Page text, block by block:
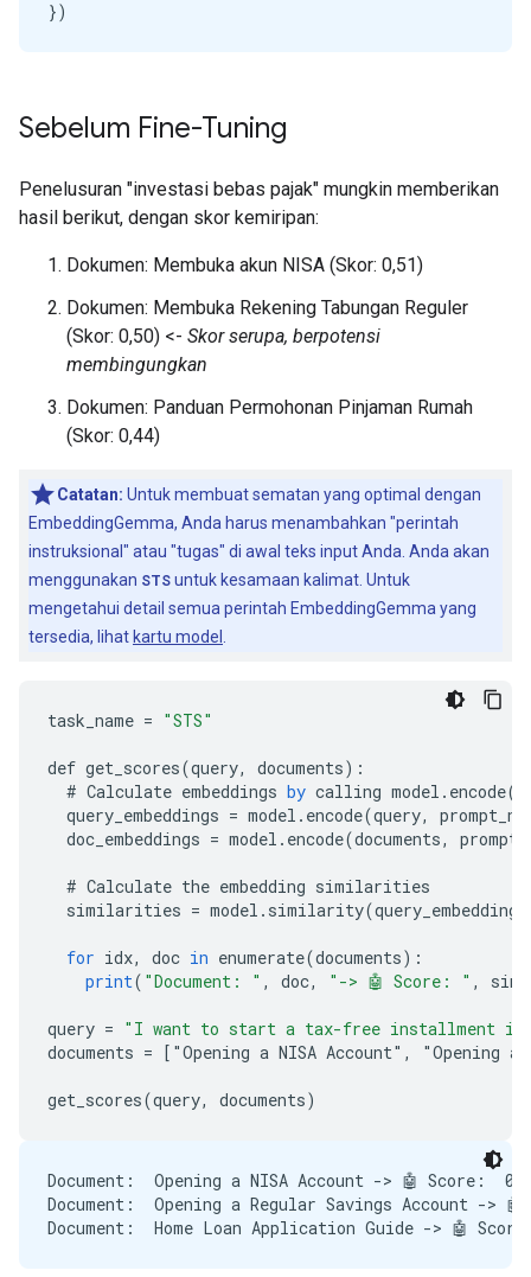
Sebelum Fine-Tuning
Penelusuran "investasi bebas pajak" mungkin memberikan
hasil berikut, dengan skor kemiripan:
Dokumen: Membuka akun NISA (Skor: 0,51)
Dokumen: Membuka Rekening Tabungan Reguler
(Skor: 0,50) <- Skor serupa, berpotensi
membingungkan
Dokumen: Panduan Permohonan Pinjaman Rumah
(Skor: 0,44)
Catatan: Untuk membuat sematan yang optimal dengan
EmbeddingGemma, Anda harus menambahkan "perintah
instruksional" atau "tugas" di awal teks input Anda. Anda akan
menggunakan STSuntuk kesamaan kalimat. Untuk
mengetahui detail semua perintah EmbeddingGemma yang
tersedia, lihat kartu model
task_name = "STS"
def get_scores(query, documents) :
# Calculate embeddings by calling model . encode()
query_embeddings = model . encode(query,
doc_embeddings = model . encode(documents,
# Calculate the embedding similarities
similarities = model . similarity(query_embeddings
for idx, doc in enumerate(documents) :
print( "Document: " , doc, "-> 🤖 Score: " ,
query = "I want to start a tax-free installment
documents = [ "Opening a NISA Account", "Opening
get_scores(query, documents)
Document:  Opening a NISA Account -> 🤖 Score:
Document:  Opening a Regular Savings Account ->